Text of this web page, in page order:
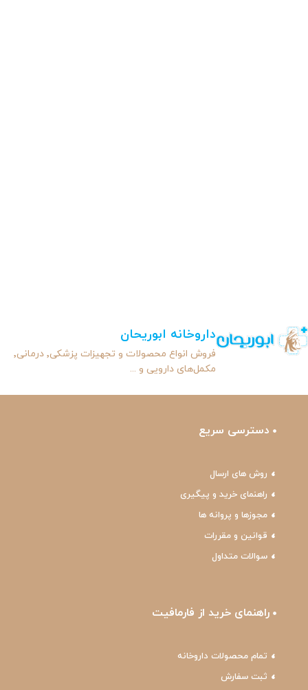
داروخانه ابوریحان
فروش انواع محصولات و تجهیزات پزشکی٬ درمانی٬
مکمل‌های دارویی و ...
دسترسی سریع
روش های ارسال
راهنمای خرید و پیگیری
مجوزها و پروانه ها
قوانین و مقررات
سوالات متداول
راهنمای خرید از فارمافیت
تمام محصولات داروخانه
ثبت سفارش